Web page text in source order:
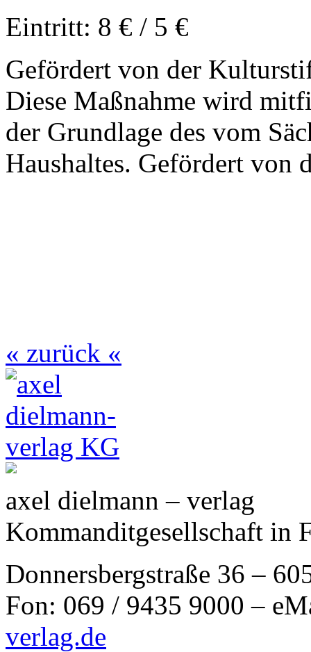
Eintritt: 8 € / 5 €
Gefördert von der
Diese Maßnahme wird
der Grundlage des vom
Haushaltes. Gefördert von
« zurück «
axel dielmann – verlag
Kommanditgesellschaft in
Donnersbergstraße 36 –
Fon: 069 / 9435 9000 –
verlag.de